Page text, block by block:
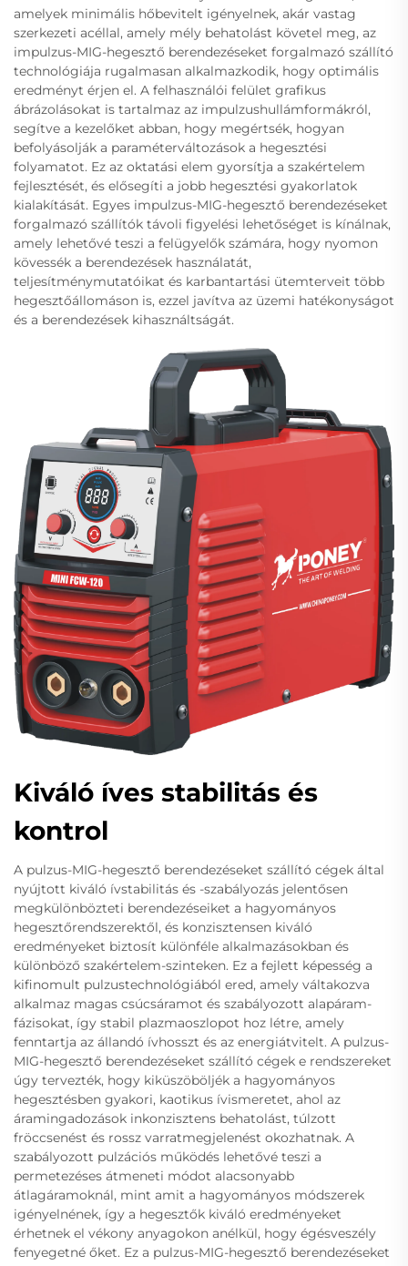
amelyek minimális hőbevitelt igényelnek, akár vastag
szerkezeti acéllal, amely mély behatolást követel meg, az
impulzus-MIG-hegesztő berendezéseket forgalmazó szállító
technológiája rugalmasan alkalmazkodik, hogy optimális
eredményt érjen el. A felhasználói felület grafikus
ábrázolásokat is tartalmaz az impulzushullámformákról,
segítve a kezelőket abban, hogy megértsék, hogyan
befolyásolják a paraméterváltozások a hegesztési
folyamatot. Ez az oktatási elem gyorsítja a szakértelem
fejlesztését, és elősegíti a jobb hegesztési gyakorlatok
kialakítását. Egyes impulzus-MIG-hegesztő berendezéseket
forgalmazó szállítók távoli figyelési lehetőséget is kínálnak,
amely lehetővé teszi a felügyelők számára, hogy nyomon
kövessék a berendezések használatát,
teljesítménymutatóikat és karbantartási ütemterveit több
hegesztőállomáson is, ezzel javítva az üzemi hatékonyságot
és a berendezések kihasználtságát.
Kiváló íves stabilitás és
kontrol
A pulzus-MIG-hegesztő berendezéseket szállító cégek által
nyújtott kiváló ívstabilitás és -szabályozás jelentősen
megkülönbözteti berendezéseiket a hagyományos
hegesztőrendszerektől, és konzisztensen kiváló
eredményeket biztosít különféle alkalmazásokban és
különböző szakértelem-szinteken. Ez a fejlett képesség a
kifinomult pulzustechnológiából ered, amely váltakozva
alkalmaz magas csúcsáramot és szabályozott alapáram-
fázisokat, így stabil plazmaoszlopot hoz létre, amely
fenntartja az állandó ívhosszt és az energiátvitelt. A pulzus-
MIG-hegesztő berendezéseket szállító cégek e rendszereket
úgy tervezték, hogy kiküszöböljék a hagyományos
hegesztésben gyakori, kaotikus ívismeretet, ahol az
áramingadozások inkonzisztens behatolást, túlzott
fröccsenést és rossz varratmegjelenést okozhatnak. A
szabályozott pulzációs működés lehetővé teszi a
permetezéses átmeneti módot alacsonyabb
átlagáramoknál, mint amit a hagyományos módszerek
igényelnének, így a hegesztők kiváló eredményeket
érhetnek el vékony anyagokon anélkül, hogy égésveszély
fenyegetné őket. Ez a pulzus-MIG-hegesztő berendezéseket